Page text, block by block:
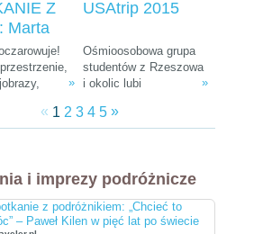
Z
Marta
i
Australii"
spotkać
ciekawa
ludzie na
»
USAtrip 2015
Ośmioosobowa grupa
studentów z Rzeszowa
i okolic lubi
równa się móc. Wierni
tej idei co roku
r. Na koncie mają już
cztery wyprawy, a teraz
przygotowują się do
następnej. Tym razem
»
« 1 2 3 4 5 »
i imprezy podróżnicze
z podróżnikiem: „Chcieć to
– Paweł Kilen w pięć lat po świecie